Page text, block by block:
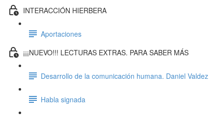
INTERACCIÓN HIERBERA
Aportaciones
¡¡¡NUEVO!!! LECTURAS EXTRAS. PARA SABER MÁS
Desarrollo de la comunicación humana. Daniel Valdez
Habla signada